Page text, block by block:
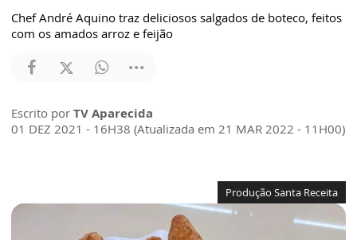
Chef André Aquino traz deliciosos salgados de boteco, feitos
com os amados arroz e feijão
Escrito por TV Aparecida
01 DEZ 2021 - 16H38 (Atualizada em 21 MAR 2022 - 11H00)
Produção Santa Receita